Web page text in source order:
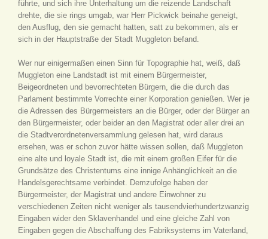
führte, und sich ihre Unterhaltung um die reizende Landschaft
drehte, die sie rings umgab, war Herr Pickwick beinahe geneigt,
den Ausflug, den sie gemacht hatten, satt zu bekommen, als er
sich in der Hauptstraße der Stadt Muggleton befand.
Wer nur einigermaßen einen Sinn für Topographie hat, weiß, daß
Muggleton eine Landstadt ist mit einem Bürgermeister,
Beigeordneten und bevorrechteten Bürgern, die die durch das
Parlament bestimmte Vorrechte einer Korporation genießen. Wer je
die Adressen des Bürgermeisters an die Bürger, oder der Bürger an
den Bürgermeister, oder beider an den Magistrat oder aller drei an
die Stadtverordnetenversammlung gelesen hat, wird daraus
ersehen, was er schon zuvor hätte wissen sollen, daß Muggleton
eine alte und loyale Stadt ist, die mit einem großen Eifer für die
Grundsätze des Christentums eine innige Anhänglichkeit an die
Handelsgerechtsame verbindet. Demzufolge haben der
Bürgermeister, der Magistrat und andere Einwohner zu
verschiedenen Zeiten nicht weniger als tausendvierhundertzwanzig
Eingaben wider den Sklavenhandel und eine gleiche Zahl von
Eingaben gegen die Abschaffung des Fabriksystems im Vaterland,